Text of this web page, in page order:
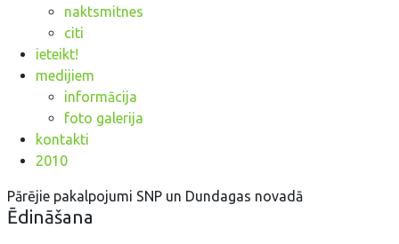
naktsmitnes
citi
ieteikt!
medijiem
informācija
foto galerija
kontakti
2010
Pārējie pakalpojumi SNP un Dundagas novadā
Ēdināšana